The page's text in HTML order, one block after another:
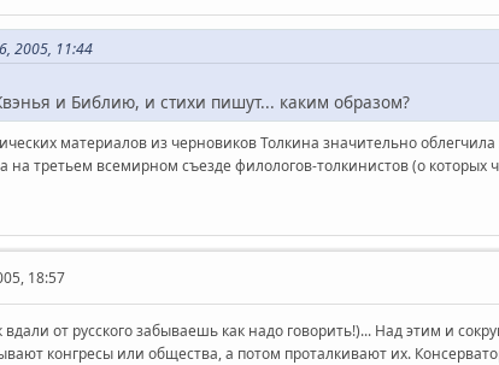
2005, 11:44
и Библию, и стихи пишут... каким образом?
материалов из черновиков Толкина значительно
на третьем всемирном съезде филологов-толкинистов (о которых
18:57
вдали от русского забываешь как надо говорить!)... Над этим и
конгресы или общества, а потом проталкивают их.